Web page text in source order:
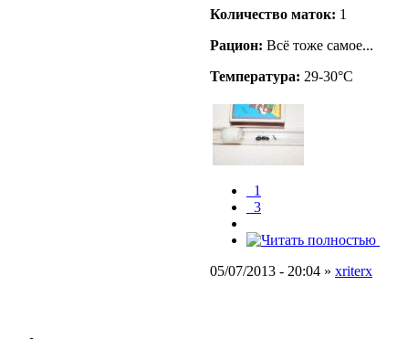
Количество маток: 1
Рацион: Всё тоже самое...
Температура: 29-30°C
_1
_3
05/07/2013 - 20:04 » xriterx